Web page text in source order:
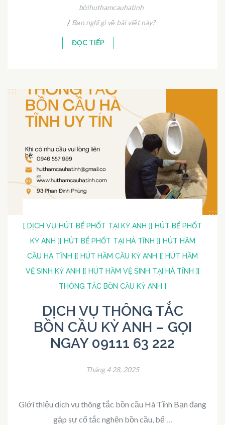
bởihuthamcauhatinh
/ Bạn nghĩ gì về bài viết này?
ĐỌC TIẾP
[ DỊCH VỤ HÚT BỂ PHỐT TẠI KỲ ANH ] [ HÚT BỂ PHỐT
KỲ ANH ] [ HÚT BỂ PHỐT TẠI HÀ TĨNH ] [ HÚT HẦM
CẦU HÀ TĨNH ] [ HÚT HẦM CẦU KỲ ANH ] [ HÚT HẦM
VỆ SINH KỲ ANH ] [ HÚT HẦM VỆ SINH TẠI HÀ TĨNH ] [
THÔNG TẮC BỒN CẦU KỲ ANH ]
DỊCH VỤ THÔNG TẮC
BỒN CẦU KỲ ANH – GỌI
NGAY 09111 63 222
Tháng 4 28, 2025
Giới thiệu dịch vụ thông tắc bồn cầu Hà Tĩnh Bạn đang
gặp sự cố tắc nghẽn bồn cầu, bể …